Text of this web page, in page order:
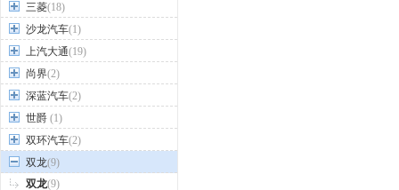
三菱(18)
沙龙汽车(1)
上汽大通(19)
尚界(2)
深蓝汽车(2)
世爵 (1)
双环汽车(2)
双龙(9)
双龙(9)